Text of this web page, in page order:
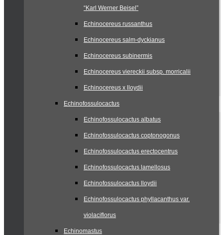
“Karl Werner Beisel”
Echinocereus russanthus
Echinocereus salm-dyckianus
Echinocereus subinermis
Echinocereus viereckii subsp. morricalii
Echinocereus x lloydii
Echinofossulocactus
Echinofossulocactus albatus
Echinofossulocactus coptonogonus
Echinofossulocactus erectocentrus
Echinofossulocactus lamellosus
Echinofossulocactus lloydii
Echinofossulocactus phyllacanthus var.
violaciflorus
Echinomastus